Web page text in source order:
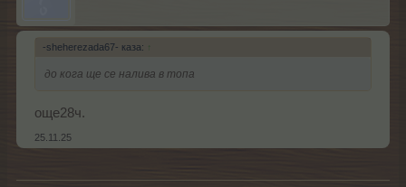
-sheherezada67- каза: ↑
до кога ще се налива в топа
още28ч.
25.11.25